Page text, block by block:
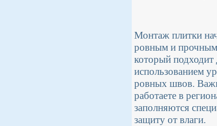
Монтаж плитки
ровным и
который подходит
использованием
ровных швов.
работаете в
заполняются
защиту от влаги.